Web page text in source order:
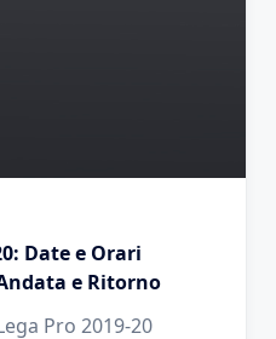
Date e Orari
e Ritorno
Pro 2019-20